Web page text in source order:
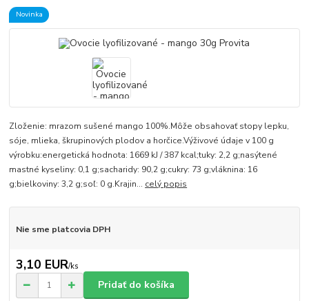
Novinka
Zloženie: mrazom sušené mango 100%.Môže obsahovať stopy lepku,
sóje, mlieka, škrupinových plodov a horčice.Výživové údaje v 100 g
výrobku:energetická hodnota: 1669 kJ / 387 kcal;tuky: 2,2 g;nasýtené
mastné kyseliny: 0,1 g;sacharidy: 90,2 g;cukry: 73 g;vláknina: 16
g;bielkoviny: 3,2 g;soľ: 0 g.Krajin... celý popis
Nie sme platcovia DPH
3,10 EUR/ks
Pridať do košíka